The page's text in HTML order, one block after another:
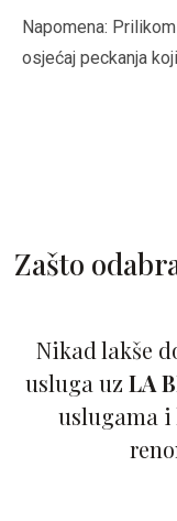
Napomena:
osjećaj peckanja
Zašto
Nikad lakše
usluga uz LA
uslugama